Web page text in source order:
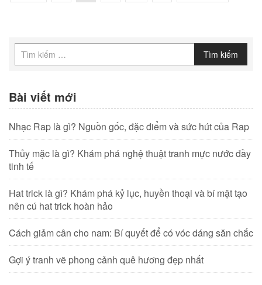
Tìm kiếm
Bài viết mới
Nhạc Rap là gì? Nguồn gốc, đặc điểm và sức hút của Rap
Thủy mặc là gì? Khám phá nghệ thuật tranh mực nước đầy
tinh tế
Hat trick là gì? Khám phá kỷ lục, huyền thoại và bí mật tạo
nên cú hat trick hoàn hảo
Cách giảm cân cho nam: Bí quyết để có vóc dáng săn chắc
Gợi ý tranh vẽ phong cảnh quê hương đẹp nhất